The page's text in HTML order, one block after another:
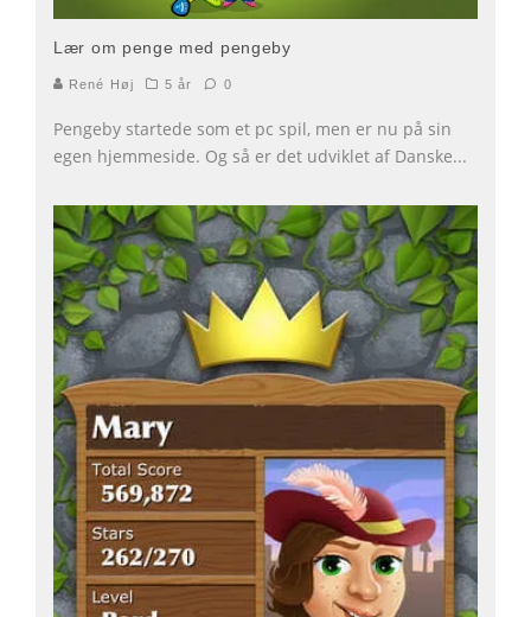
Lær om penge med pengeby
René Høj 5 år 0
Pengeby startede som et pc spil, men er nu på sin
egen hjemmeside. Og så er det udviklet af Danske...